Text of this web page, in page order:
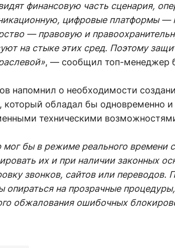
финансовую часть сценария,
цифровые платформы —
— правовую и
на стыке этих сред. Поэтому
, — сообщил топ-менеджер
напомнил о необходимости
который обладал бы одновременно
техническими
мог бы в режиме реального времени
их и при наличии законных
звонков, сайтов или переводов.
опираться на прозрачные
обжалования ошибочных